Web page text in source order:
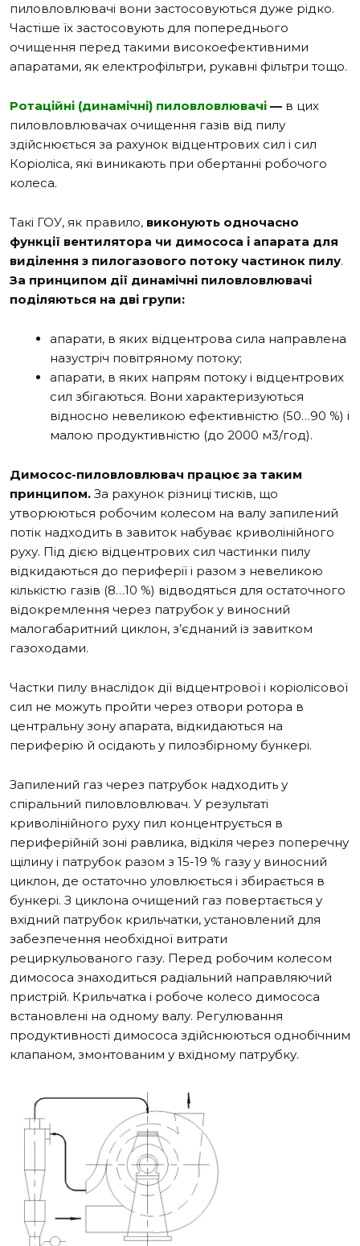
пиловловлювачі вони застосовуються дуже рідко.
Частіше їх застосовують для попереднього
очищення перед такими високоефективними
апаратами, як електрофільтри, рукавні фільтри тощо.
Ротаційні (динамічні) пиловловлювачі — в цих
пиловловлювачах очищення газів від пилу
здійснюється за рахунок відцентрових сил і сил
Коріоліса, які виникають при обертанні робочого
колеса.
Такі ГОУ, як правило, виконують одночасно
функції вентилятора чи димососа і апарата для
виділення з пилогазового потоку частинок пилу.
За принципом дії динамічні пиловловлювачі
поділяються на дві групи:
апарати, в яких відцентрова сила направлена
назустріч повітряному потоку;
апарати, в яких напрям потоку і відцентрових
сил збігаються. Вони характеризуються
відносно невеликою ефективністю (50…90 %) і
малою продуктивністю (до 2000 м3/год).
Димосос-пиловловлювач працює за таким
принципом. За рахунок різниці тисків, що
утворюються робочим колесом на валу запилений
потік надходить в завиток набуває криволінійного
руху. Під дією відцентрових сил частинки пилу
відкидаються до периферії і разом з невеликою
кількістю газів (8…10 %) відводяться для остаточного
відокремлення через патрубок у виносний
малогабаритний циклон, з’єднаний із завитком
газоходами.
Частки пилу внаслідок дії відцентрової і коріолісової
сил не можуть пройти через отвори ротора в
центральну зону апарата, відкидаються на
периферію й осідають у пилозбірному бункері.
Запилений газ через патрубок надходить у
спіральний пиловловлювач. У результаті
криволінійного руху пил концентрується в
периферійній зоні равлика, відкіля через поперечну
щілину і патрубок разом з 15-19 % газу у виносний
циклон, де остаточно уловлюється і збирається в
бункері. З циклона очищений газ повертається у
вхідний патрубок крильчатки, установлений для
забезпечення необхідної витрати
рециркульованого газу. Перед робочим колесом
димососа знаходиться радіальний направляючий
пристрій. Крильчатка і робоче колесо димососа
встановлені на одному валу. Регулювання
продуктивності димососа здійснюються однобічним
клапаном, змонтованим у вхідному патрубку.